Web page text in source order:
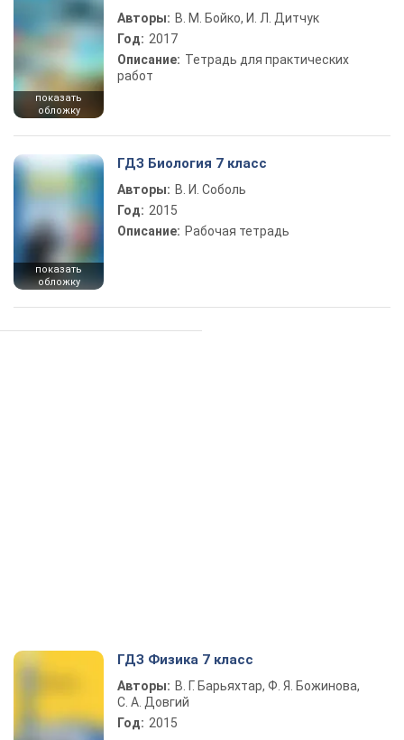
показать
обложку
Авторы: В. М. Бойко, И. Л. Дитчук
Год: 2017
Описание: Тетрадь для практических
работ
показать
обложку
ГДЗ Биология 7 класс
Авторы: В. И. Соболь
Год: 2015
Описание: Рабочая тетрадь
ГДЗ Физика 7 класс
Авторы: В. Г. Барьяхтар, Ф. Я. Божинова,
С. А. Довгий
Год: 2015